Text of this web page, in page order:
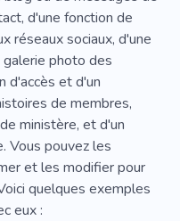
d'une fonction de
réseaux sociaux, d'une
photo des
d'accès et d'un
de membres,
ministère, et d'un
Vous pouvez les
et les modifier pour
quelques exemples
eux :